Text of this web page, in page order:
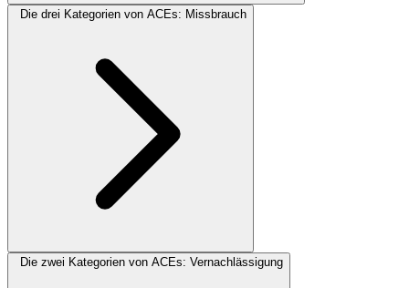
Die drei Kategorien von ACEs: Missbrauch
Die zwei Kategorien von ACEs: Vernachlässigung